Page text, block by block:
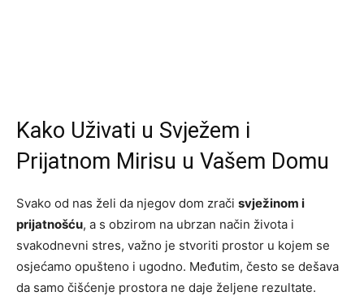
Kako Uživati u Svježem i
Prijatnom Mirisu u Vašem Domu
Svako od nas želi da njegov dom zrači svježinom i
prijatnošću, a s obzirom na ubrzan način života i
svakodnevni stres, važno je stvoriti prostor u kojem se
osjećamo opušteno i ugodno. Međutim, često se dešava
da samo čišćenje prostora ne daje željene rezultate.